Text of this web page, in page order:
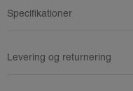
Specifikationer
Levering og returnering